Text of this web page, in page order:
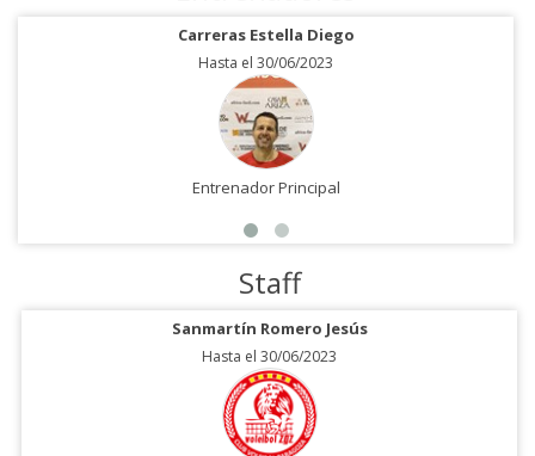
Carreras Estella Diego
Hasta el 30/06/2023
Entrenador Principal
Staff
Sanmartín Romero Jesús
Hasta el 30/06/2023